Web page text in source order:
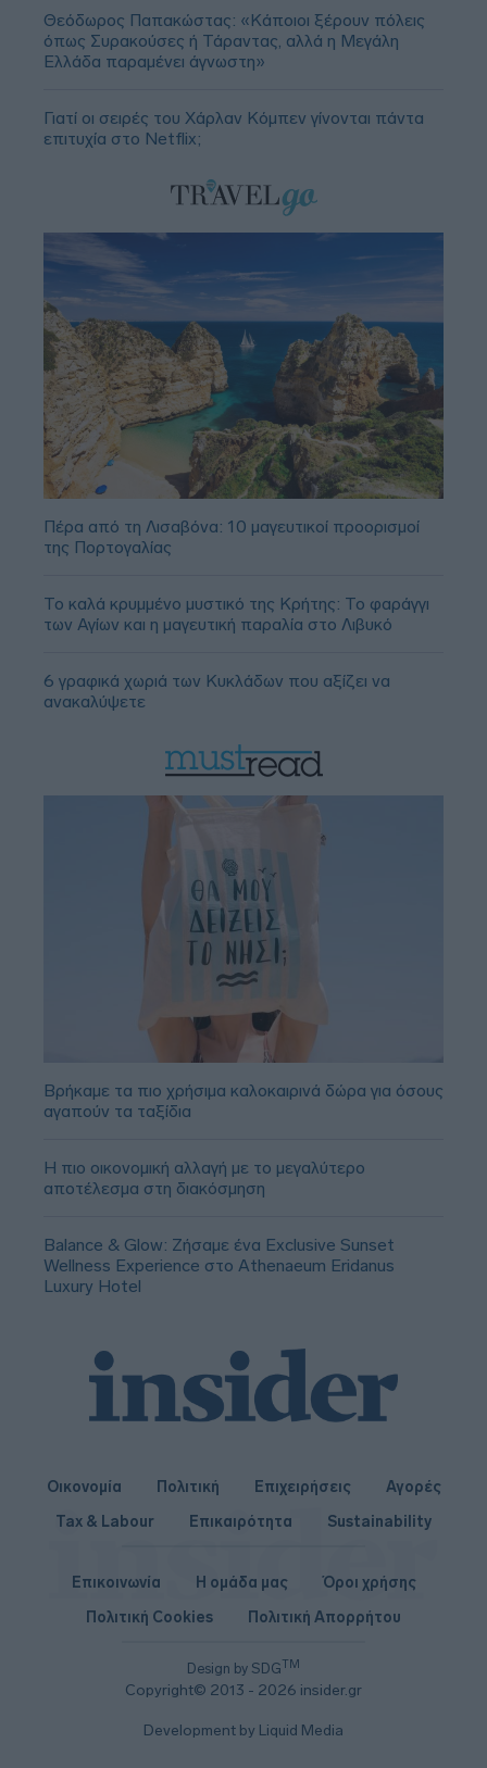
Θεόδωρος Παπακώστας: «Κάποιοι ξέρουν πόλεις
όπως Συρακούσες ή Τάραντας, αλλά η Μεγάλη
Ελλάδα παραμένει άγνωστη»
Γιατί οι σειρές του Χάρλαν Κόμπεν γίνονται πάντα
επιτυχία στο Netflix;
Πέρα από τη Λισαβόνα: 10 μαγευτικοί προορισμοί
της Πορτογαλίας
Το καλά κρυμμένο μυστικό της Κρήτης: Το φαράγγι
των Αγίων και η μαγευτική παραλία στο Λιβυκό
6 γραφικά χωριά των Κυκλάδων που αξίζει να
ανακαλύψετε
Βρήκαμε τα πιο χρήσιμα καλοκαιρινά δώρα για όσους
αγαπούν τα ταξίδια
Η πιο οικονομική αλλαγή με το μεγαλύτερο
αποτέλεσμα στη διακόσμηση
Balance & Glow: Ζήσαμε ένα Exclusive Sunset
Wellness Experience στο Athenaeum Eridanus
Luxury Hotel
Οικονομία Πολιτική Επιχειρήσεις
Αγορές
Tax & Labour
Επικαιρότητα Sustainability
Design by SDGTM
Copyright© 2013 - 2026 insider.gr
Επικοινωνία Η ομάδα μας
Όροι χρήσης
Πολιτική Cookies
Πολιτική Απορρήτου
Development by Liquid Media